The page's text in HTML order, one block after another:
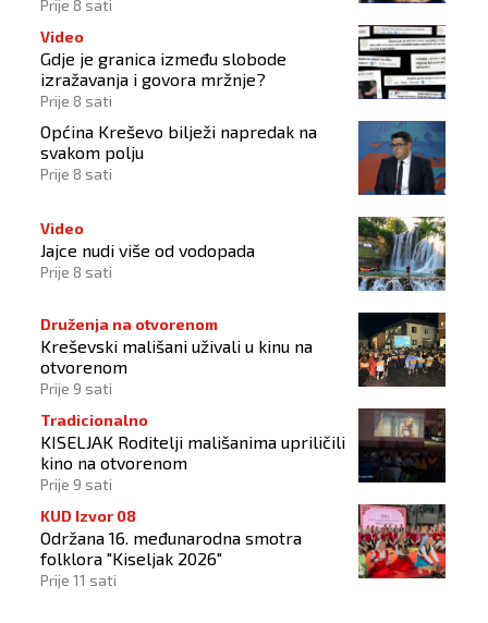
Prije 8 sati
Video
Gdje je granica između slobode
izražavanja i govora mržnje?
Prije 8 sati
Općina Kreševo bilježi napredak na
svakom polju
Prije 8 sati
Video
Jajce nudi više od vodopada
Prije 8 sati
Druženja na otvorenom
Kreševski mališani uživali u kinu na
otvorenom
Prije 9 sati
Tradicionalno
KISELJAK Roditelji mališanima upriličili
kino na otvorenom
Prije 9 sati
KUD Izvor 08
Održana 16. međunarodna smotra
folklora "Kiseljak 2026"
Prije 11 sati